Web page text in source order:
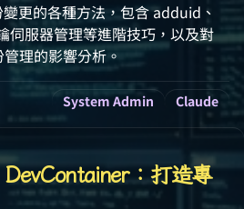
更的各種方法，包含 adduid、
伺服器管理等進階技巧，以及對
理的影響分析。
System Admin Claude
：打造專